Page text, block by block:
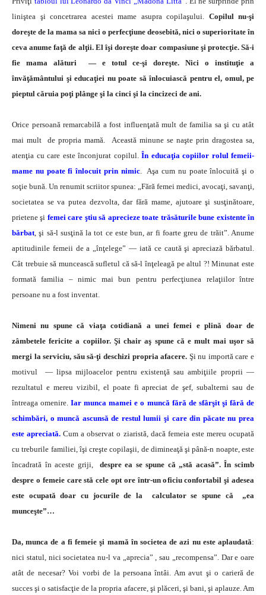
liniştea şi concetrarea acestei mame asupra copilaşului. Copilul nu-şi
doreşte de la mama sa nici o perfecţiune deosebită, nici o superioritate în
ceva anume faţă de alţii. El îşi doreşte doar compasiune şi protecţie. Să-i
fie mama alături — e totul ce-şi doreşte. Nici o instituţie a
învăţământului şi educaţiei nu poate să înlocuiască pentru el, omul, pe
pieptul căruia poţi plânge şi la cinci şi la cincizeci de ani.
Orice persoană remarcabilă a fost influenţată mult de familia sa şi cu atât
mai mult de propria mamă. Această minune se naşte prin dragostea sa,
atenţia cu care este înconjurat copilul. În educaţia copiilor rolul femeii-
mame nu poate fi înlocuit prin nimic. Aşa cum nu poate înlocuită şi o
soţie bună. Un renumit scriitor spunea: „Fără femei medici, avocaţi, savanţi,
societatea se va putea dezvolta, dar fără mame, ajutoare şi susţinătoare,
prietene şi femei care ştiu să aprecieze toate trăsăturile bune existente în
bărbat, şi să-l susţină la tot ce este bun, ar fi foarte greu de trăit”. Anume
aptitudinile femeii de a „înţelege” — iată ce caută şi apreciază bărbatul.
Cât trebuie să muncească sufletul că să-l înţeleagă pe altul ?! Minunat este
formată familia – nimic mai bun pentru perfecţiunea relaţiilor între
persoane nu a fost inventat.
Nimeni nu spune că viaţa cotidiană a unei femei e plină doar de
zâmbetele fericite a copiilor. Şi chair aş spune că e mult mai uşor să
mergi la serviciu, său să-ţi deschizi propria afacere. Şi nu importă care e
motivul — lipsa mijloacelor pentru existenţă sau ambiţiile proprii —
rezultatul e mereu vizibil, el poate fi apreciat de şef, subalterni sau de
întreaga omenire.Iar munca mamei e o muncă fără de sfârşit şi fără de
schimbări, o muncă ascunsă de restul lumii şi care din păcate nu prea
este apreciată. Cum a observat o ziaristă, dacă femeia este mereu ocupată
cu treburile familiei, îşi creşte copilaşii, de dimineaţă şi până-n noapte, este
încadrată în aceste griji, despre ea se spune că „stă acasă”. În scimb
despre o femeie care stă cele opt ore într-un oficiu confortabil şi adesea
este ocupată doar cu jocurile de la calculator se spune că „ea
munceşte”…
Da, munca de a fi femeie şi mamă în societea de azi nu este aplaudată:
nici statul, nici societatea nu-l va „aprecia” , sau „recompensa”. Dar e oare
atât de necesar? Voi vorbi de la persoana întâi. Am avut şi o carieră de
succes şi o satisfacţie de la propria afacere, şi plăceri, şi bani, şi aplauze. Am